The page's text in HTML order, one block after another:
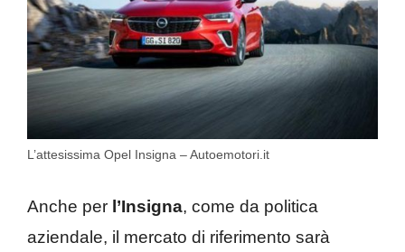
L’attesissima Opel Insigna – Autoemotori.it
Anche per l’Insigna, come da politica
aziendale, il mercato di riferimento sarà